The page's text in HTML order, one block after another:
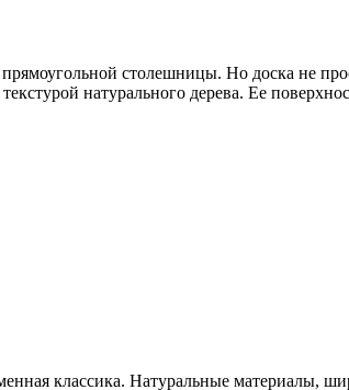
столешницы. Но доска не
натурального дерева. Ее
классика. Натуральные материалы,